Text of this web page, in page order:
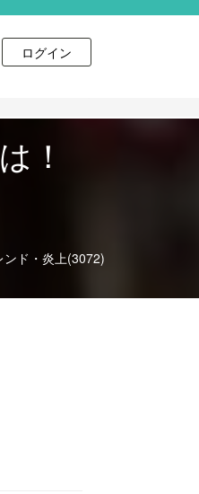
ログイン
！
ンド・炎上(3072)